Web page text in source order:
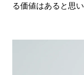
る価値はあると思